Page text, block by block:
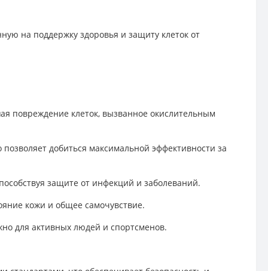
на поддержку здоровья и защиту клеток от
повреждение клеток, вызванное окислительным
добиться максимальной эффективности за
защите от инфекций и заболеваний.
кожи и общее самочувствие.
для активных людей и спортсменов.